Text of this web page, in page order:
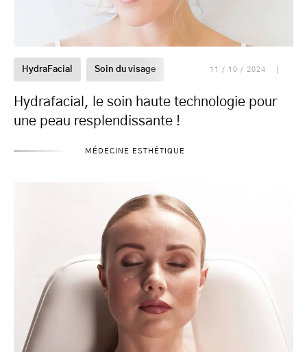
HydraFacial Soin du visage 11 / 10 / 2024
Hydrafacial, le soin haute technologie pour
une peau resplendissante !
MÉDECINE ESTHÉTIQUE